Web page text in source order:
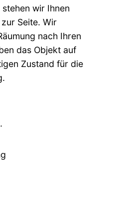
wir Ihnen
Seite. Wir
nach Ihren
das Objekt auf
Zustand für die